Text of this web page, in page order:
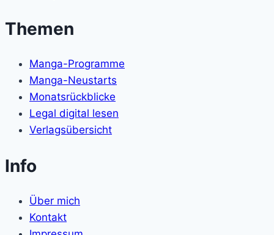
Themen
Manga-Programme
Manga-Neustarts
Monatsrückblicke
Legal digital lesen
Verlagsübersicht
Info
Über mich
Kontakt